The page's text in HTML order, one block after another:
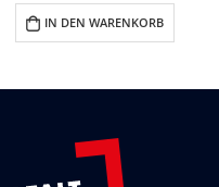
IN DEN WARENKORB